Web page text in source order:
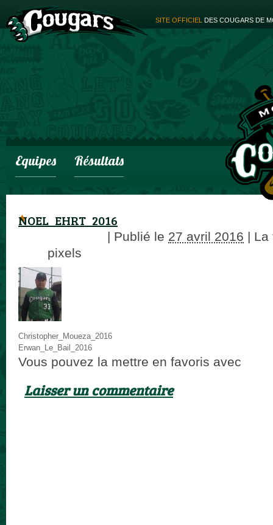
SITE OFFICIEL DES COUGARS DE
Equipes Résultats
NOEL_EHRT_2016
| Publié le 27 avril 2016 | La
pixels
Christopher_Moueza_2016
Erwan_Le_Bail_2016
Vous pouvez la mettre en favoris avec
Laisser un commentaire